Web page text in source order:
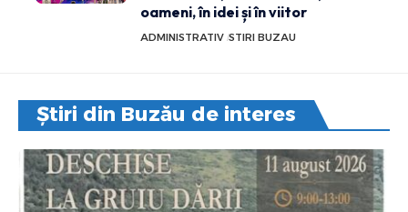
oameni, în idei și în viitor
ADMINISTRATIV STIRI BUZAU
Știri din Buzău de interes